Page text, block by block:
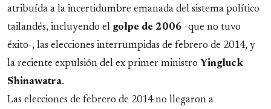
atribuída a la incertidumbre emanada del sistema político
tailandés, incluyendo el golpe de 2006 -que no tuvo
éxito-, las elecciones interrumpidas de febrero de 2014, y
la reciente expulsión del ex primer ministro Yingluck
Shinawatra.
Las elecciones de febrero de 2014 no llegaron a